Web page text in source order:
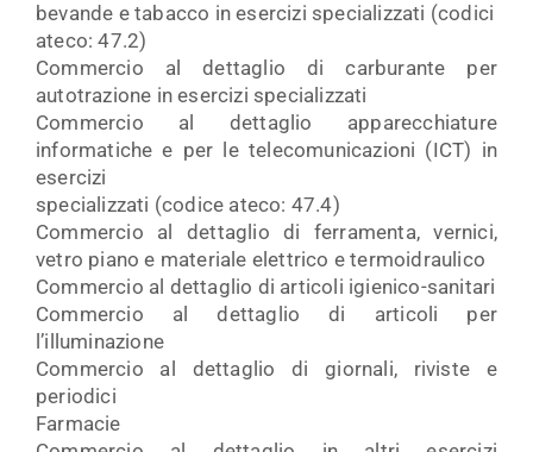
bevande e tabacco in esercizi specializzati (codici
ateco: 47.2)
Commercio al dettaglio di carburante per
autotrazione in esercizi specializzati
Commercio al dettaglio apparecchiature
informatiche e per le telecomunicazioni (ICT) in
esercizi
specializzati (codice ateco: 47.4)
Commercio al dettaglio di ferramenta, vernici,
vetro piano e materiale elettrico e termoidraulico
Commercio al dettaglio di articoli igienico-sanitari
Commercio al dettaglio di articoli per
l’illuminazione
Commercio al dettaglio di giornali, riviste e
periodici
Farmacie